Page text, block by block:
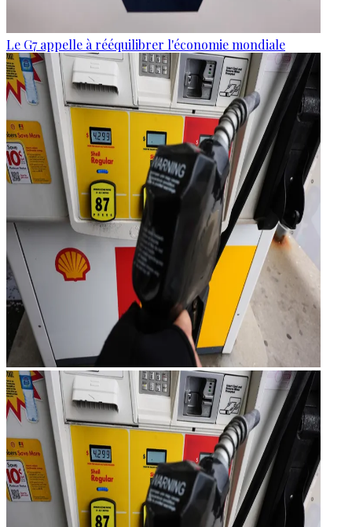
Le G7 appelle à rééquilibrer l'économie mondiale